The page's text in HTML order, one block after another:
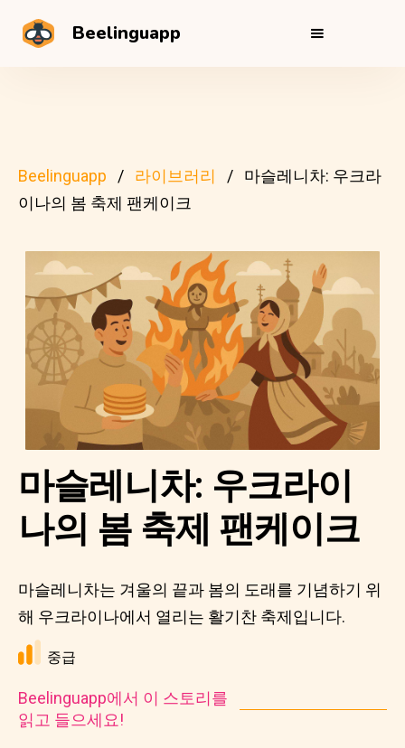
Beelinguapp
Beelinguapp 라이브러리
마슬레니차: 우크라
이나의 봄 축제 팬케이크
마슬레니차: 우크라이
나의 봄 축제 팬케이크
마슬레니차는 겨울의 끝과 봄의 도래를 기념하기 위
해 우크라이나에서 열리는 활기찬 축제입니다.
중급
Beelinguapp에서 이 스토리를
읽고 들으세요!